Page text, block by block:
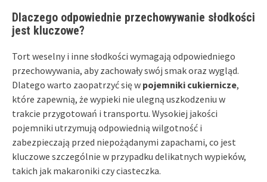
Dlaczego odpowiednie przechowywanie słodkości
jest kluczowe?
Tort weselny i inne słodkości wymagają odpowiedniego
przechowywania, aby zachowały swój smak oraz wygląd.
Dlatego warto zaopatrzyć się w pojemniki cukiernicze,
które zapewnią, że wypieki nie ulegną uszkodzeniu w
trakcie przygotowań i transportu. Wysokiej jakości
pojemniki utrzymują odpowiednią wilgotność i
zabezpieczają przed niepożądanymi zapachami, co jest
kluczowe szczególnie w przypadku delikatnych wypieków,
takich jak makaroniki czy ciasteczka.